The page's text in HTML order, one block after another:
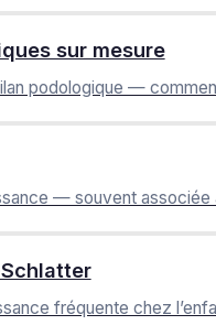
sur mesure
podologique —
— souvent
fréquente chez